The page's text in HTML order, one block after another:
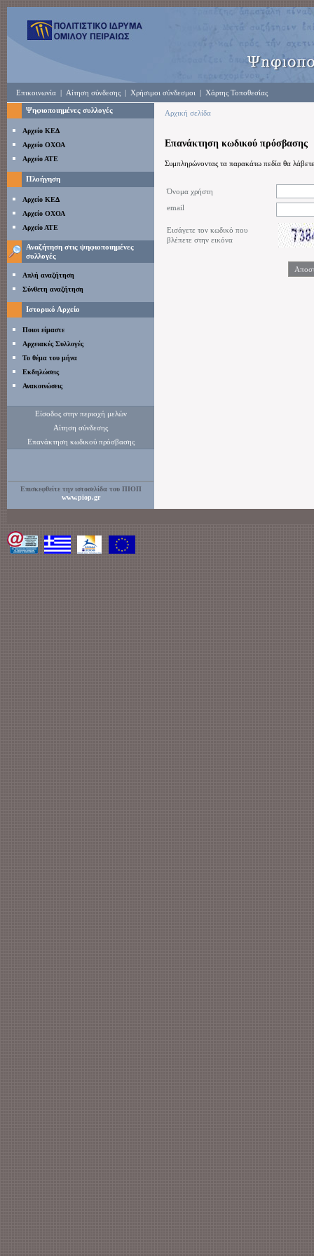
Επικοινωνία | Αίτηση σύνδεσης | Χρήσιμοι σύνδεσμοι | Χάρτης Τοποθεσίας
Ψηφιοποιημένες συλλογές
Αρχείο ΚΕΔ
Αρχείο ΟΧΟΑ
Αρχείο ΑΤΕ
Πλοήγηση
Αρχείο ΚΕΔ
Αρχείο ΟΧΟΑ
Αρχείο ΑΤΕ
Αναζήτηση στις ψηφιοποιημένες
συλλογές
Απλή αναζήτηση
Σύνθετη αναζήτηση
Ιστορικό Αρχείο
Ποιοι είμαστε
Αρχειακές Συλλογές
Το θέμα του μήνα
Εκδηλώσεις
Ανακοινώσεις
Είσοδος στην περιοχή μελών
Αίτηση σύνδεσης
Επανάκτηση κωδικού πρόσβασης
Αρχική σελίδα
Επανάκτηση κωδικού πρόσβασης
Συμπληρώνοντας τα παρακάτω πεδία θα
Όνομα χρήστη
email
Εισάγετε τον κωδικό που
βλέπετε στην εικόνα
Επισκεφθείτε την ιστοσελίδα του ΠΙΟΠ
www.piop.gr